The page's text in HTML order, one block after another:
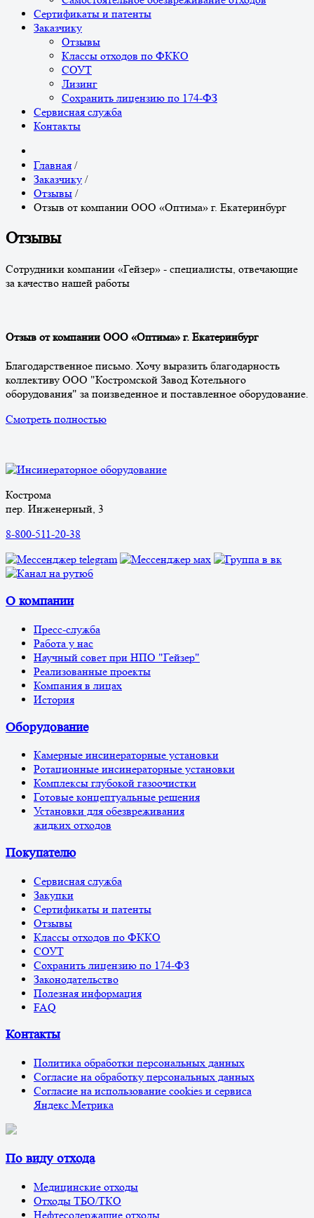
Сертификаты и патенты
Заказчику
Отзывы
Классы отходов по ФККО
СОУТ
Лизинг
Сохранить лицензию по 174-ФЗ
Сервисная служба
Контакты
Главная /
Заказчику /
Отзывы /
Отзыв от компании ООО «Оптима» г. Екатеринбург
Отзывы
Сотрудники компании «Гейзер» - специалисты, отвечающие
за качество нашей работы
Отзыв от компании ООО «Оптима» г. Екатеринбург
Благодарственное письмо. Хочу выразить благодарность
коллективу ООО "Костромской Завод Котельного
оборудования" за поизведенное и поставленное оборудование.
Смотреть полностью
Кострома
пер. Инженерный, 3
8-800-511-20-38
О компании
Пресс-служба
Работа у нас
Научный совет при НПО "Гейзер"
Реализованные проекты
Компания в лицах
История
Оборудование
Камерные инсинераторные установки
Ротационные инсинераторные установки
Комплексы глубокой газоочистки
Готовые концептуальные решения
Установки для обезвреживания
жидких отходов
Покупателю
Сервисная служба
Закупки
Сертификаты и патенты
Отзывы
Классы отходов по ФККО
СОУТ
Сохранить лицензию по 174-ФЗ
Законодательство
Полезная информация
FAQ
Контакты
Политика обработки персональных данных
Согласие на обработку персональных данных
Согласие на использование cookies и сервиса
Яндекс.Метрика
По виду отхода
Медицинские отходы
Отходы ТБО/ТКО
Нефтесодержащие отходы